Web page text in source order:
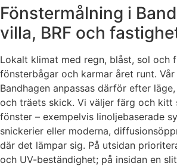
Fönstermålning i
villa, BRF och
Lokalt klimat med regn, blåst, sol och
fönsterbågar och karmar året runt.
Bandhagen anpassas därför efter
och träets skick. Vi väljer färg och kitt
fönster – exempelvis linoljebaserade
snickerier eller moderna,
där det lämpar sig. På utsidan
och UV-beständighet; på insidan en